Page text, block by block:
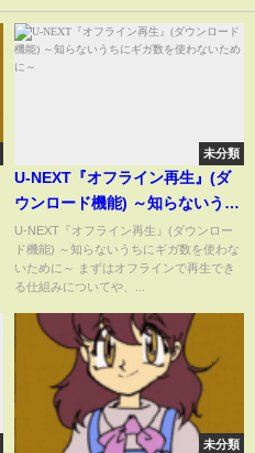
未分類
U-NEXT『オフライン再生』(ダ
ウンロード機能) ～知らないうち
にギガ数を使わないために～
U-NEXT『オフライン再生』(ダウンロー
ド機能) ～知らないうちにギガ数を使わな
いために～ まずはオフラインで再生でき
る仕組みについてや、...
未分類